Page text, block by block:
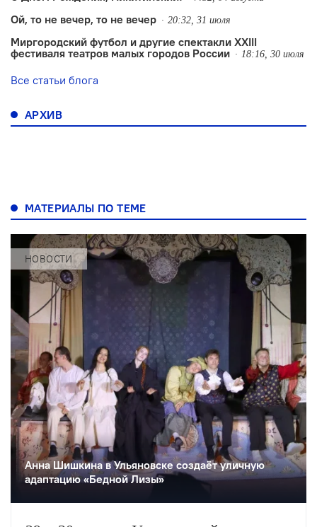
Ой, то не вечер, то не вечер 20:32, 31 июля
Миргородский футбол и другие спектакли XXIII
фестиваля театров малых городов России
18:16, 30 июля
Все статьи блога
АРХИВ
МАТЕРИАЛЫ ПО ТЕМЕ
НОВОСТИ
Анна Шишкина в Ульяновске создаëт уличную
адаптацию «Бедной Лизы»